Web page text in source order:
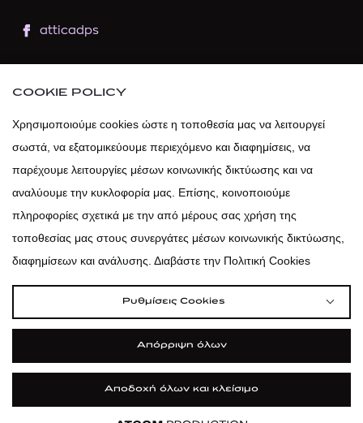
atticadps
atticadps
| Πολιτική Cookies | Κώδικας Δεοντολογίας
Προστασία Προσωπικών Δεδομένων
COOKIE POLICY
Χρησιμοποιούμε cookies ώστε η τοποθεσία μας να λειτουργεί
σωστά, να εξατομικεύουμε περιεχόμενο και διαφημίσεις, να
παρέχουμε λειτουργίες μέσων κοινωνικής δικτύωσης και να
αναλύουμε την κυκλοφορία μας. Επίσης, κοινοποιούμε
πληροφορίες σχετικά με την από μέρους σας χρήση της
τοποθεσίας μας στους συνεργάτες μέσων κοινωνικής δικτύωσης,
διαφημίσεων και ανάλυσης. Διαβάστε την Πολιτική Cookies
Ρυθμίσεις Cookies
Απόρριψη όλων
Αποδοχή όλων και κλείσιμο